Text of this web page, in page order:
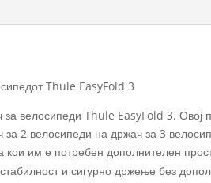
Thule EasyFold 3
велосипеди Thule EasyFold 3. Овој
2 велосипеди на држач за 3
им е потребен дополнителен
и сигурно држење без